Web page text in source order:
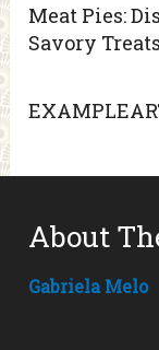
Meat Pies:
Savory Treats
About
Gabriela Melo